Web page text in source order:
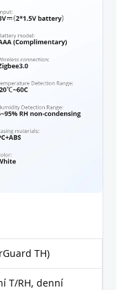
TH)
T/RH, denní